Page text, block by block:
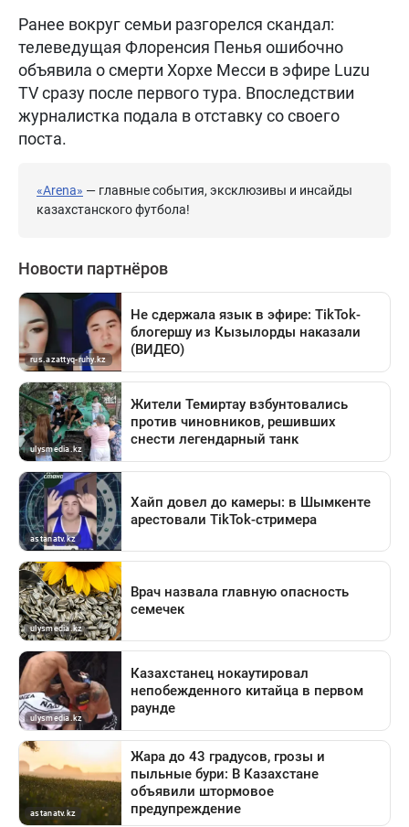
Ранее вокруг семьи разгорелся скандал:
телеведущая Флоренсия Пенья ошибочно
объявила о смерти Хорхе Месси в эфире Luzu
TV сразу после первого тура. Впоследствии
журналистка подала в отставку со своего
поста.
«Arena» — главные события, эксклюзивы и инсайды
казахстанского футбола!